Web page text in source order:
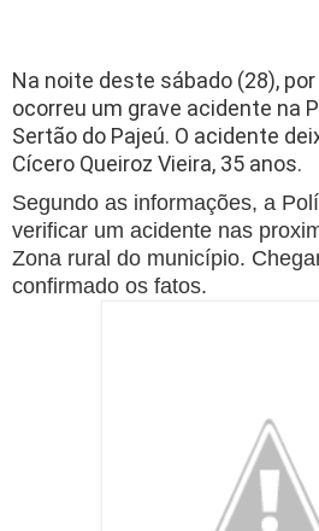
Na noite deste sábado (28),
ocorreu um grave acidente na
Sertão do Pajeú. O acidente
Cícero Queiroz Vieira, 35 anos.
Segundo as informações, a
verificar um acidente nas
Zona rural do município.
confirmado os fatos.